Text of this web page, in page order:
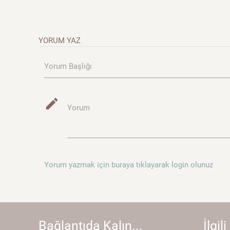
YORUM YAZ
Yorum Başlığı
mode_edit Yorum
Yorum yazmak için buraya tıklayarak login olunuz
Bağlantıda Kalın... İlgili